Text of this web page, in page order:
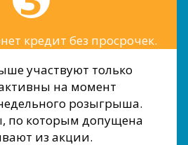
кредит без просрочек.
участвуют только
на момент
розыгрыша.
по которым допущена
из акции.